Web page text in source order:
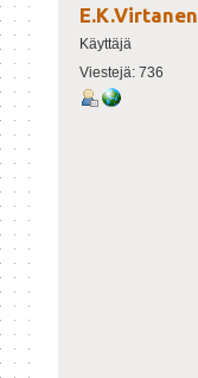
E.K.Virtanen
Käyttäjä
Viestejä: 736